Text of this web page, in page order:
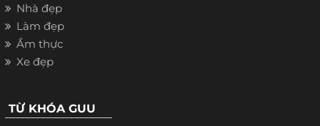
Nhà đẹp
Làm đẹp
Ẩm thực
Xe đẹp
TỪ KHÓA GUU